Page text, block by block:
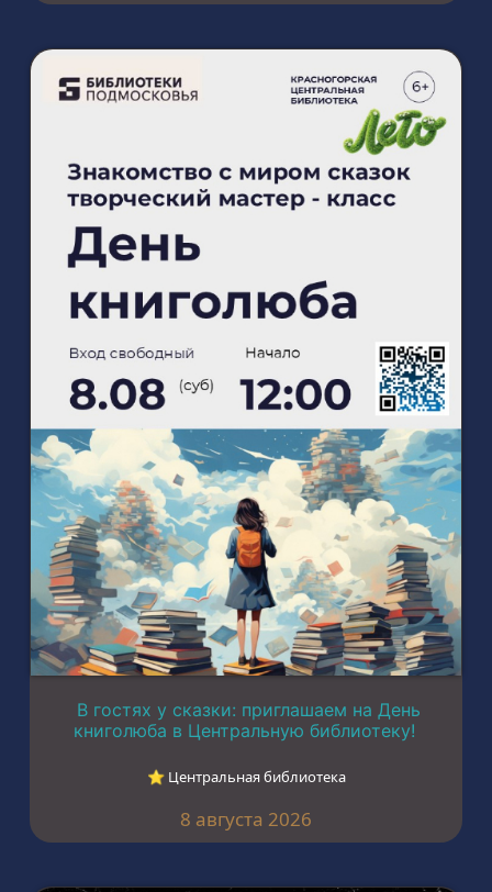
В гостях у сказки: приглашаем на День
книголюба в Центральную библиотеку!
⭐︎ Центральная библиотека
8 августа 2026